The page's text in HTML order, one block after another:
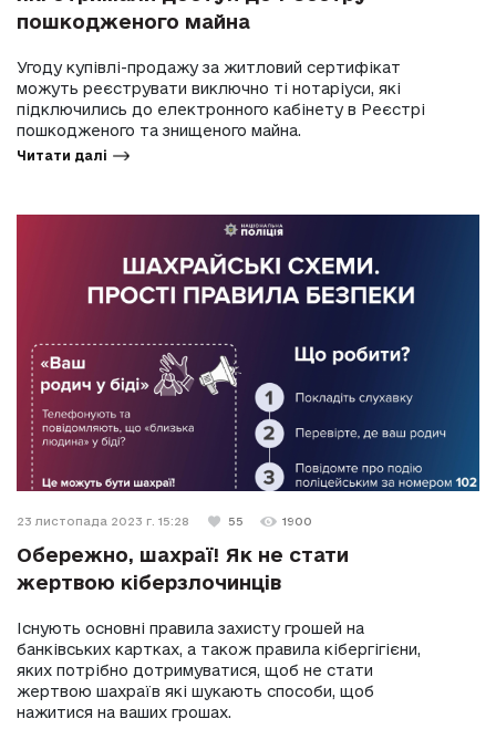
пошкодженого майна
Угоду купівлі-продажу за житловий сертифікат
можуть реєструвати виключно ті нотаріуси, які
підключились до електронного кабінету в Реєстрі
пошкодженого та знищеного майна.
Читати далі
23 листопада 2023 г. 15:28 55 1900
Обережно, шахраї! Як не стати
жертвою кіберзлочинців
Існують основні правила захисту грошей на
банківських картках, а також правила кібергігієни,
яких потрібно дотримуватися, щоб не стати
жертвою шахраїв які шукають способи, щоб
нажитися на ваших грошах.